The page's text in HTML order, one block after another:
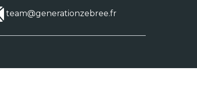
team@generationzebree.fr